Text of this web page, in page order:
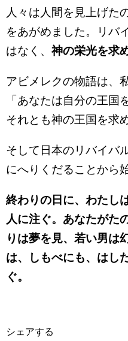
人々は人間を見上げた
をあがめました。リバ
はなく、神の栄光を求
アビメレクの物語は、
「あなたは自分の王国
それとも神の王国を求
そして日本のリバイバ
にへりくだることから
終わりの日に、わたし
人に注ぐ。あなたがた
りは夢を見、若い男は
は、しもべにも、はし
ぐ。 使
シェアする